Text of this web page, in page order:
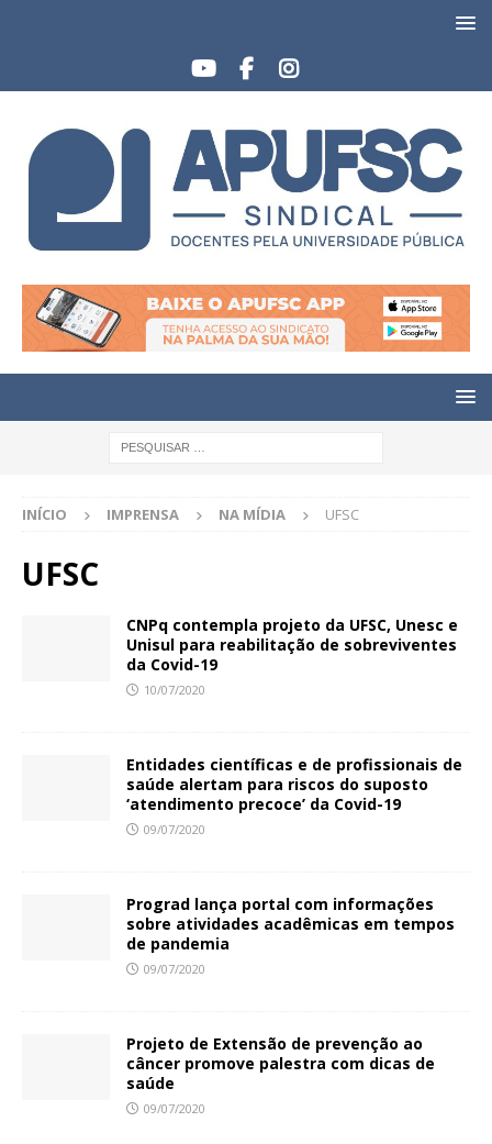
INÍCIO IMPRENSA NA MÍDIA UFSC
UFSC
CNPq contempla projeto da UFSC, Unesc e
Unisul para reabilitação de sobreviventes
da Covid-19
10/07/2020
Entidades científicas e de profissionais de
saúde alertam para riscos do suposto
‘atendimento precoce’ da Covid-19
09/07/2020
Prograd lança portal com informações
sobre atividades acadêmicas em tempos
de pandemia
09/07/2020
Projeto de Extensão de prevenção ao
câncer promove palestra com dicas de
saúde
09/07/2020